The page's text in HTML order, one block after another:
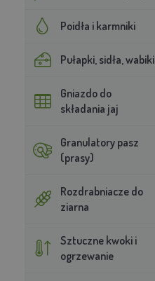
Poidła i karmniki
Pułapki, sidła, wabiki
Gniazdo do
składania jaj
Granulatory pasz
(prasy)
Rozdrabniacze do
ziarna
Sztuczne kwoki i
ogrzewanie